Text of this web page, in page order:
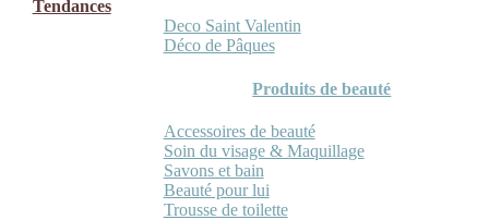
Tendances
Deco Saint Valentin
Déco de Pâques
Produits de beauté
Accessoires de beauté
Soin du visage & Maquillage
Savons et bain
Beauté pour lui
Trousse de toilette